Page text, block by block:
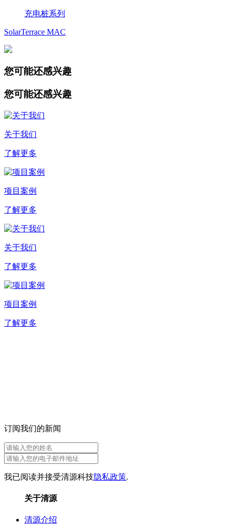
充电桩系列
SolarTerrace MAC
您可能还感兴趣
您可能还感兴趣
关于我们
了解更多
项目案例
了解更多
关于我们
了解更多
项目案例
了解更多
订阅我们的新闻
我已阅读并接受清源科技隐私政策.
关于清源
清源介绍